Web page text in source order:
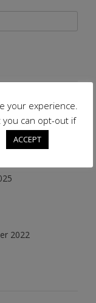
2022
your experience.
you can opt-out if
ACCEPT